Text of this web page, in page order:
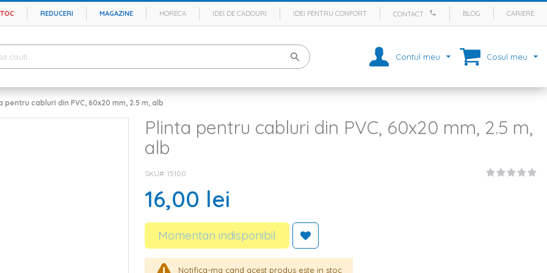
REDUCERI MAGAZINE HORECA IDEI DE CADOURI IDEI PENTRU CONFORT CONTACT BLOG CARIERE
Contul meu Cosul meu
pentru cabluri din PVC, 60x20 mm, 2.5 m, alb
Plinta pentru cabluri din PVC, 60x20 mm, 2.5 m,
alb
SKU# 15100
16,00 lei
Momentan indisponibil
Notifica-ma cand acest produs este in stoc